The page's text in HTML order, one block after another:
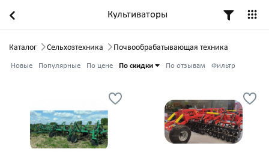
Культиваторы
Каталог Сельхозтехника Почвообрабатывающая техника
Новые Популярные По цене По скидки По отзывам Фильтр